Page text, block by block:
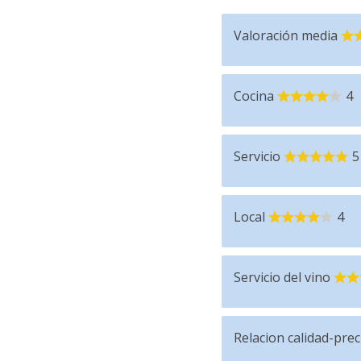
Valoración media
Cocina 4
Servicio 5
Local 4
Servicio del vino
Relacion calidad-